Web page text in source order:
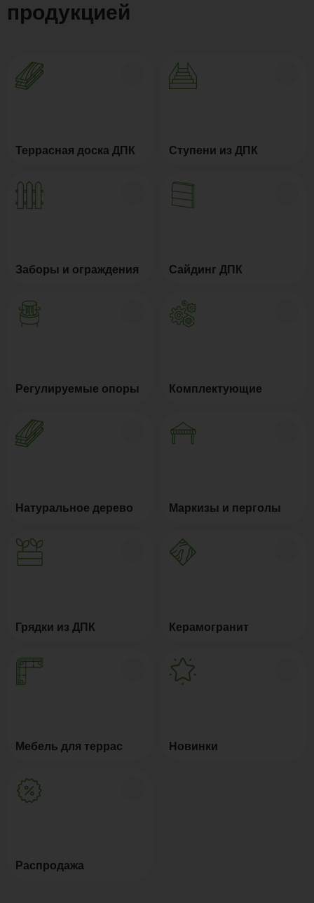
продукцией
Террасная доска ДПК Ступени из ДПК
Заборы и ограждения Сайдинг ДПК
Регулируемые опоры Комплектующие
Натуральное дерево Маркизы и перголы
Грядки из ДПК Керамогранит
Мебель для террас Новинки
Распродажа